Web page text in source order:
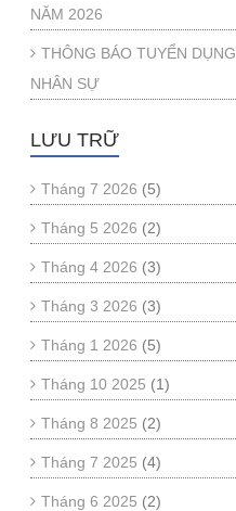
NĂM 2026
THÔNG BÁO TUYỂN DỤNG
NHÂN SỰ
LƯU TRỮ
Tháng 7 2026 (5)
Tháng 5 2026 (2)
Tháng 4 2026 (3)
Tháng 3 2026 (3)
Tháng 1 2026 (5)
Tháng 10 2025 (1)
Tháng 8 2025 (2)
Tháng 7 2025 (4)
Tháng 6 2025 (2)